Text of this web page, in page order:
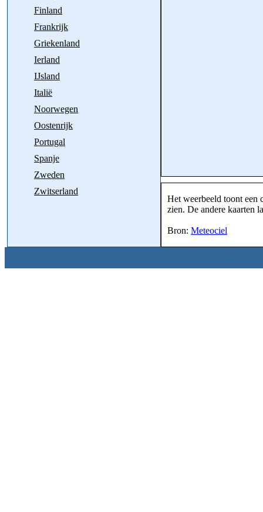
Finland
Frankrijk
Griekenland
Ierland
IJsland
Italië
Noorwegen
Oostenrijk
Portugal
Spanje
Zweden
Zwitserland
Het weerbeeld toont een
zien. De andere kaarten
Bron: Meteociel